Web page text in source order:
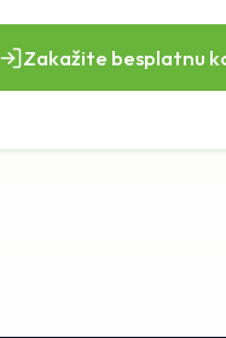
Zakažite besplatnu